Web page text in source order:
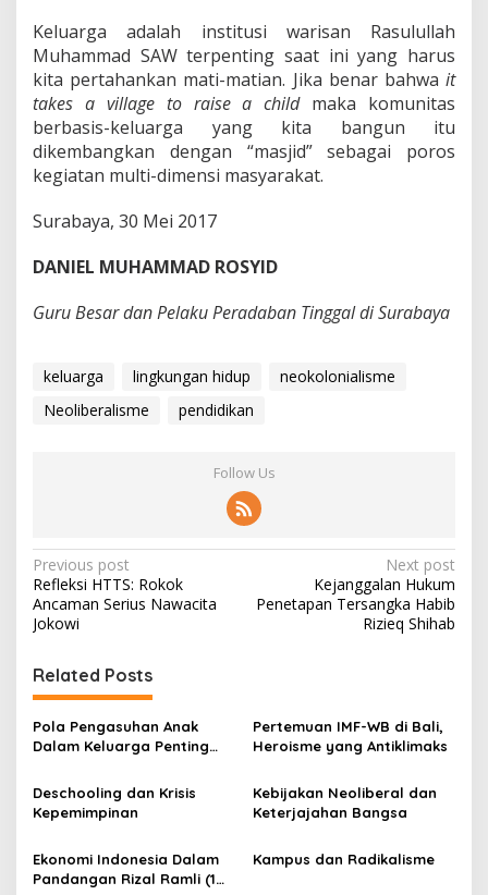
Keluarga adalah institusi warisan Rasulullah
Muhammad SAW terpenting saat ini yang harus
kita pertahankan mati-matian. Jika benar bahwa it
takes a village to raise a childmaka komunitas
berbasis-keluarga yang kita bangun itu
dikembangkan dengan “masjid” sebagai poros
kegiatan multi-dimensi masyarakat.
Surabaya, 30 Mei 2017
DANIEL MUHAMMAD ROSYID
Guru Besar dan Pelaku Peradaban Tinggal di Surabaya
keluarga lingkungan hidup
neokolonialisme
Neoliberalisme
pendidikan
Follow Us
P
o
s
t
n
a
v
i
g
a
t
Previous post
Refleksi HTTS: Rokok
Ancaman Serius Nawacita
Jokowi
Next post
Kejanggalan Hukum
Penetapan Tersangka Habib
Rizieq Shihab
Related Posts
Pola Pengasuhan Anak
Dalam Keluarga Penting
Pertemuan IMF-WB di Bali,
Heroisme yang Antiklimaks
Deschooling dan Krisis
Kepemimpinan
Kebijakan Neoliberal dan
Keterjajahan Bangsa
Ekonomi Indonesia Dalam
Pandangan Rizal Ramli (1
Kampus dan Radikalisme